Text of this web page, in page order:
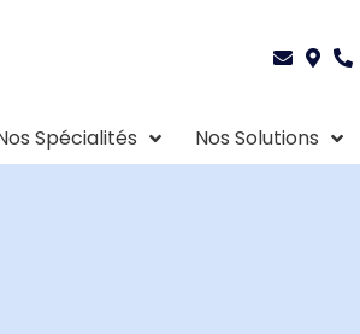
Spécialités Nos Solutions